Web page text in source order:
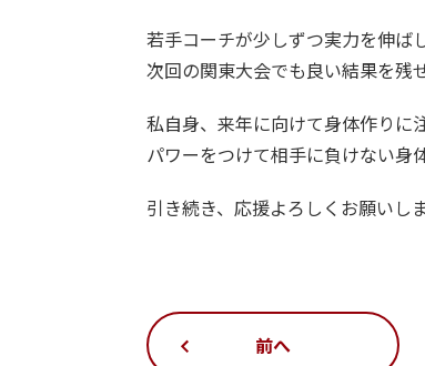
若手コーチが少しずつ実力を伸ば
次回の関東大会でも良い結果を残
私自身、来年に向けて身体作りに
パワーをつけて相手に負けない身
引き続き、応援よろしくお願いし
前へ